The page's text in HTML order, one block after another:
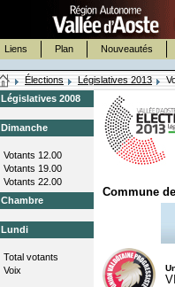
Liens Plan Nouveautés
Élections Législatives 2013
Législatives 2008
Dimanche
Votants 12.00
Votants 19.00
Votants 22.00
Chambre
Lundi
Total votants
Voix
Commune